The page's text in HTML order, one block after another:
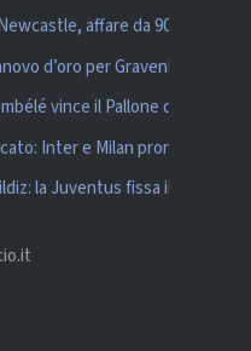
affare da 90 milioni con
d’oro per Gravenberch:
vince il Pallone d’Oro,
Inter e Milan pronte a
la Juventus fissa il prezzo e